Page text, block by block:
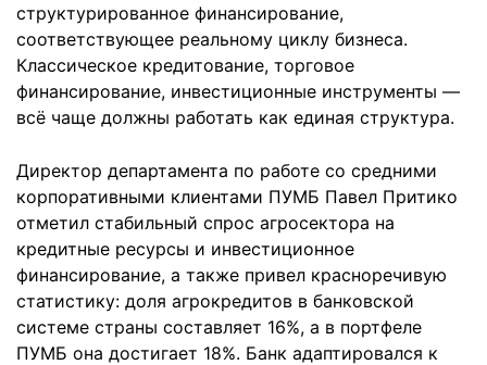
структурированное финансирование,
соответствующее реальному циклу бизнеса.
Классическое кредитование, торговое
финансирование, инвестиционные инструменты —
всё чаще должны работать как единая структура.
Директор департамента по работе со средними
корпоративными клиентами ПУМБ Павел Притико
отметил стабильный спрос агросектора на
кредитные ресурсы и инвестиционное
финансирование, а также привел красноречивую
статистику: доля агрокредитов в банковской
системе страны составляет 16%, а в портфеле
ПУМБ она достигает 18%. Банк адаптировался к